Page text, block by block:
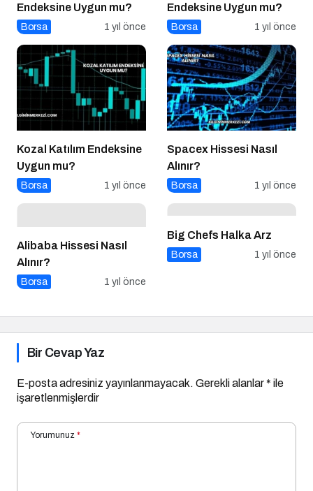
Endeksine Uygun mu?
Borsa 1 yıl önce
Endeksine Uygun mu?
Borsa 1 yıl önce
Kozal Katılım Endeksine
Uygun mu?
Borsa 1 yıl önce
Spacex Hissesi Nasıl
Alınır?
Borsa 1 yıl önce
Alibaba Hissesi Nasıl
Alınır?
Borsa 1 yıl önce
Big Chefs Halka Arz
Borsa 1 yıl önce
Bir Cevap Yaz
E-posta adresiniz yayınlanmayacak. Gerekli alanlar* ile
işaretlenmişlerdir
Yorumunuz *